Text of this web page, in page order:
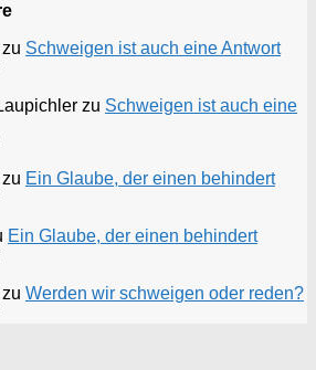
zu Schweigen ist auch eine Antwort
zu Schweigen ist auch eine
zu Ein Glaube, der einen behindert
Ein Glaube, der einen behindert
zu Werden wir schweigen oder reden?